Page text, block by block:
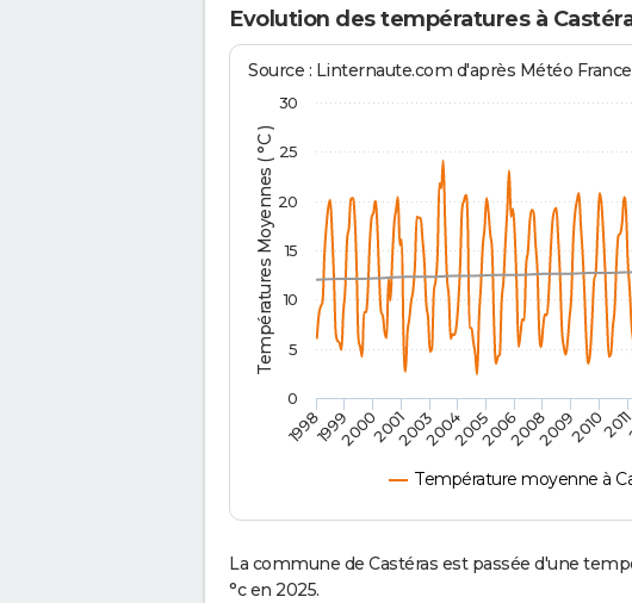
Evolution des températures à
Températures Moyennes ( °C )
Source : Linternaute.com d'après Météo France
Température moyenne à
19981999200020012003200420052006200820092010
0
5
10
15
20
25
30
La commune de Castéras est passée d'une
°c en 2025.